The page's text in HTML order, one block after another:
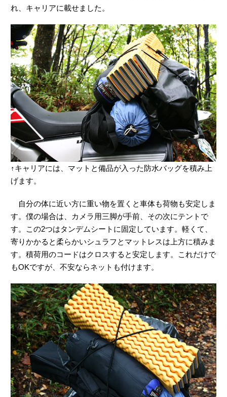
れ、キャリアに載せました。
↑キャリアには、マットと備品が入った防水バッグを積み上
げます。
自分の体に近い方に重い物を置くと車体も荷物も安定しま
す。僕の場合は、カメラ用三脚が手前、その次にテントで
す。この2つはタンデムシートに固定しています。軽くて、
寄りかかると柔らかいシュラフとマットレスは上方に積みま
す。積荷用のコードはクロスすると安定します。これだけで
もOKですが、不安ならネットも付けます。